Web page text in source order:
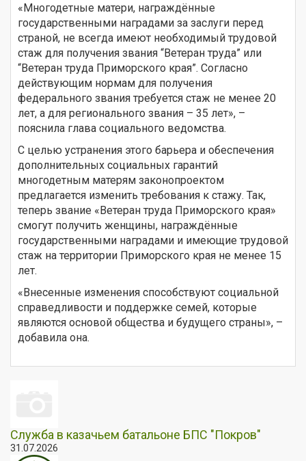
«Многодетные матери, награждённые
государственными наградами за заслуги перед
страной, не всегда имеют необходимый трудовой
стаж для получения звания “Ветеран труда” или
“Ветеран труда Приморского края”. Согласно
действующим нормам для получения
федерального звания требуется стаж не менее 20
лет, а для регионального звания – 35 лет», –
пояснила глава социального ведомства.
С целью устранения этого барьера и обеспечения
дополнительных социальных гарантий
многодетным матерям законопроектом
предлагается изменить требования к стажу. Так,
теперь звание «Ветеран труда Приморского края»
смогут получить женщины, награждённые
государственными наградами и имеющие трудовой
стаж на территории Приморского края не менее 15
лет.
«Внесенные изменения способствуют социальной
справедливости и поддержке семей, которые
являются основой общества и будущего страны», –
добавила она.
Служба в казачьем батальоне БПС "Покров"
31.07.2026